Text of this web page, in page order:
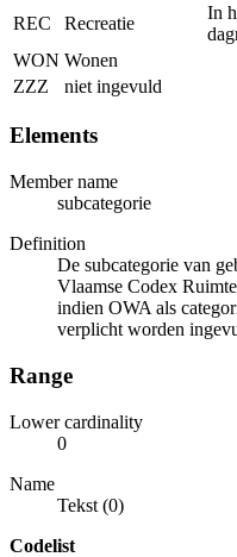
REC
Recreatie
In
WON Wonen
ZZZ
niet ingevuld
Elements
Member name
subcategorie
Definition
De subcategorie van
Vlaamse Codex
indien OWA als
verplicht worden
Range
Lower cardinality
0
Name
Tekst (0)
Codelist